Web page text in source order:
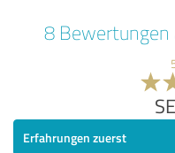
8 Bewertungen
Erfahrungen zuerst